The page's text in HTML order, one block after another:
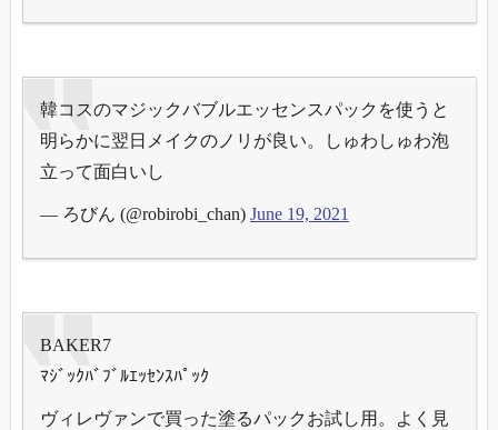
韓コスのマジックバブルエッセンスパックを使うと
明らかに翌日メイクのノリが良い。しゅわしゅわ泡
立って面白いし
— ろびん (@robirobi_chan) June 19, 2021
BAKER7
ﾏｼﾞｯｸﾊﾞﾌﾞﾙｴｯｾﾝｽﾊﾟｯｸ
ヴィレヴァンで買った塗るパックお試し用。よく見